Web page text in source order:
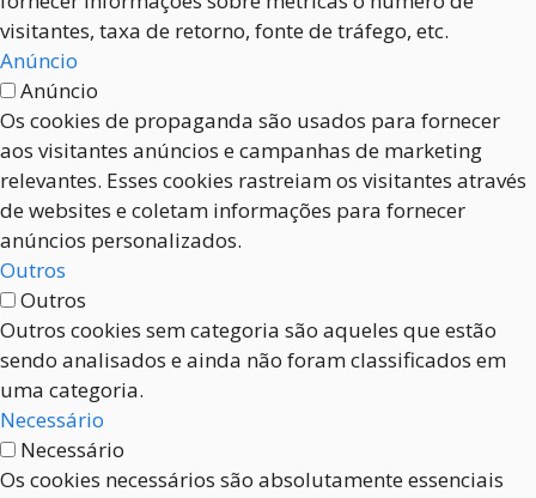
visitantes, taxa de retorno, fonte de tráfego, etc.
Anúncio
Anúncio
Os cookies de propaganda são usados para fornecer
aos visitantes anúncios e campanhas de marketing
relevantes. Esses cookies rastreiam os visitantes através
de websites e coletam informações para fornecer
anúncios personalizados.
Outros
Outros
Outros cookies sem categoria são aqueles que estão
sendo analisados e ainda não foram classificados em
uma categoria.
Necessário
Necessário
Os cookies necessários são absolutamente essenciais